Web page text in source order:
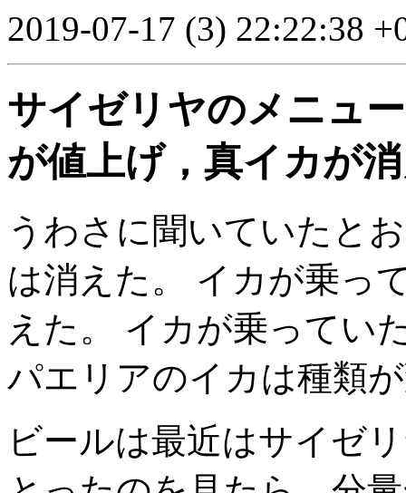
2019-07-17 (3) 22:22:38
サイゼリヤのメニュ
が値上げ，真イカが
うわさに聞いていたと
は消えた。 イカが乗っ
えた。 イカが乗ってい
パエリアのイカは種類
ビールは最近はサイゼ